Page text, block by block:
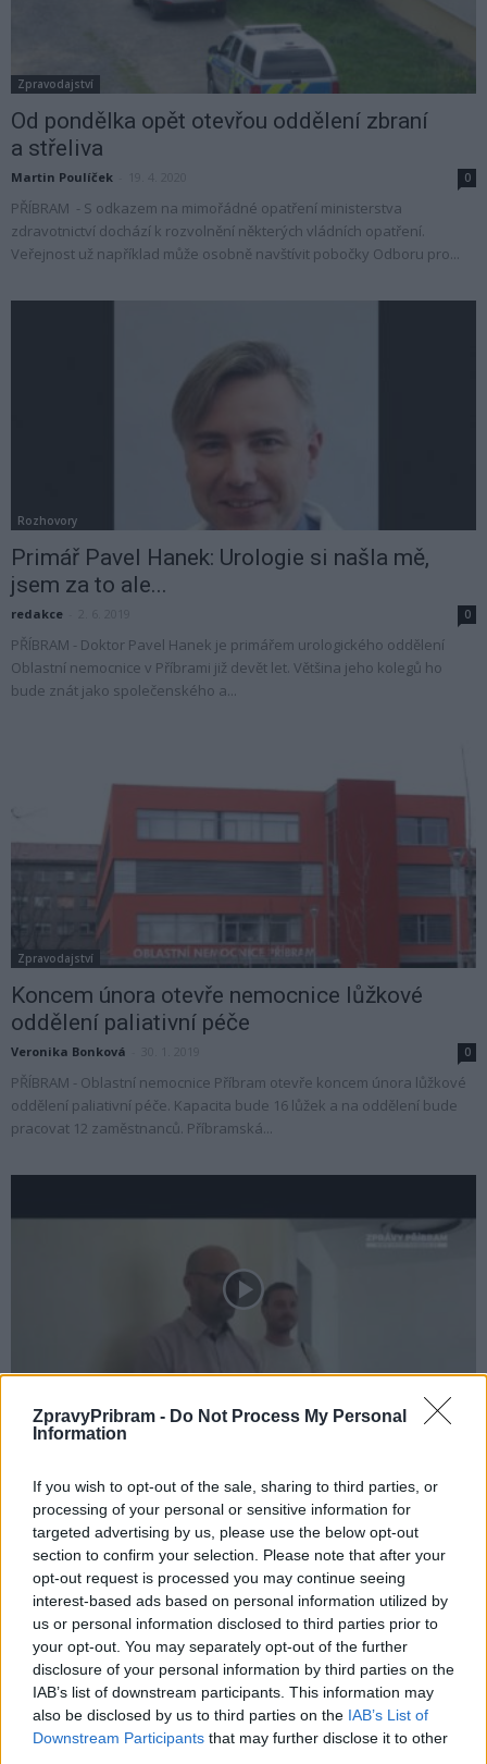
ZpravyPribram - Do Not Process My Personal
Information
If you wish to opt-out of the sale, sharing to third parties, or
processing of your personal or sensitive information for
targeted advertising by us, please use the below opt-out
section to confirm your selection. Please note that after your
opt-out request is processed you may continue seeing
interest-based ads based on personal information utilized by
us or personal information disclosed to third parties prior to
your opt-out. You may separately opt-out of the further
disclosure of your personal information by third parties on the
IAB’s list of downstream participants. This information may
also be disclosed by us to third parties on the IAB’s List of
Downstream Participants that may further disclose it to other
Zpravodajství
Od pondělka opět otevřou oddělení zbraní
a střeliva
Martin Poulíček 0
PŘÍBRAM - S odkazem na mimořádné opatření ministerstva
zdravotnictví dochází k rozvolnění některých vládních opatření.
Veřejnost už například může osobně navštívit pobočky Odboru pro...
Rozhovory
Primář Pavel Hanek: Urologie si našla mě,
jsem za to ale...
redakce 0
PŘÍBRAM - Doktor Pavel Hanek je primářem urologického oddělení
Oblastní nemocnice v Příbrami již devět let. Většina jeho kolegů ho
bude znát jako společenského a...
Zpravodajství
Koncem února otevře nemocnice lůžkové
oddělení paliativní péče
Veronika Bonková 0
PŘÍBRAM - Oblastní nemocnice Příbram otevře koncem února lůžkové
oddělení paliativní péče. Kapacita bude 16 lůžek a na oddělení bude
pracovat 12 zaměstnanců. Příbramská...
Hlavní budova knihovny je ode dneška
Veronika Bonková - 1. 10. 2018
PŘÍBRAM – Dnes se po půl roce opět otevírají čtenářům a
návštěvníkům dveře hlavní budovy Knihovny Jana Drdy na náměstí
TGM. Kromě zprovoznění výtahu,...